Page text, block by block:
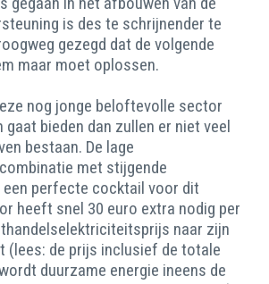
is des te schrijnender te
gezegd dat de volgende
maar moet oplossen.
nog jonge beloftevolle sector
bieden dan zullen er niet veel
bestaan. De lage
met stijgende
perfecte cocktail voor dit
heeft snel 30 euro extra nodig per
naar zijn
(lees: de prijs inclusief de totale
duurzame energie ineens de